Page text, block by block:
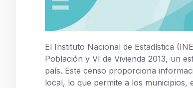
El Instituto Nacional de Estadística
Población y VI de Vivienda 2013, un
país. Este censo proporciona
local, lo que permite a los